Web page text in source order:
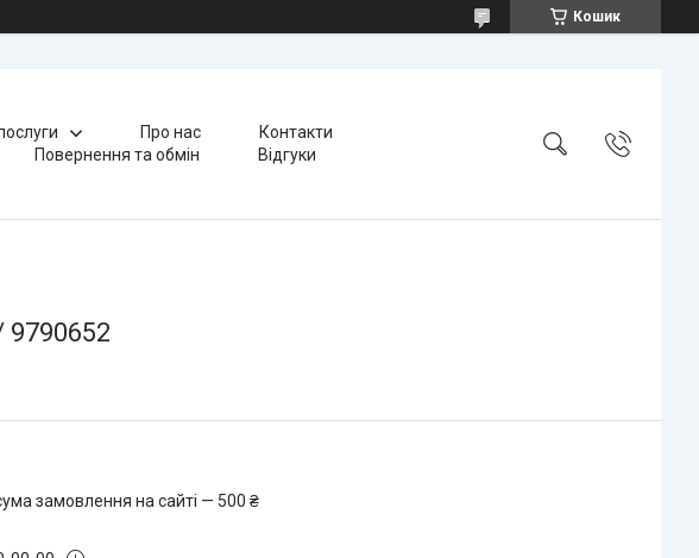
Кошик
Про нас
Контакти
Повернення та обмін Відгуки
замовлення на сайті — 500 ₴